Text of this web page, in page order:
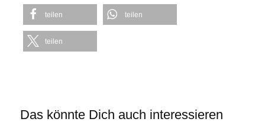
teilen teilen
teilen
Das könnte Dich auch interessieren